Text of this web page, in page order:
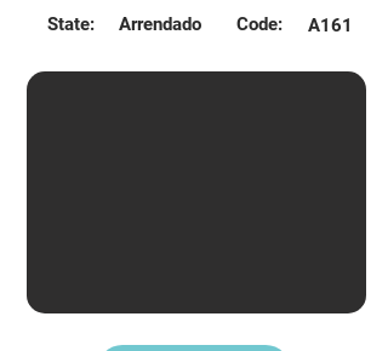
Code: A161
State: Arrendado